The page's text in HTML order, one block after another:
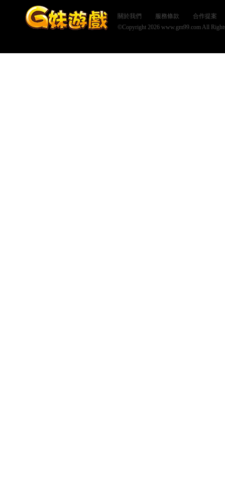
關於我們 服務條款
合作提案
©Copyright 2026 www.gm99.com All